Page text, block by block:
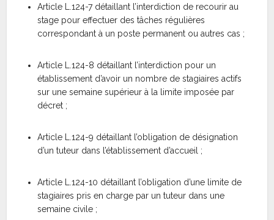
Article L.124-7 détaillant l’interdiction de recourir au
stage pour effectuer des tâches régulières
correspondant à un poste permanent ou autres cas ;
Article L.124-8 détaillant l’interdiction pour un
établissement d’avoir un nombre de stagiaires actifs
sur une semaine supérieur à la limite imposée par
décret ;
Article L.124-9 détaillant l’obligation de désignation
d’un tuteur dans l’établissement d’accueil ;
Article L.124-10 détaillant l’obligation d’une limite de
stagiaires pris en charge par un tuteur dans une
semaine civile ;